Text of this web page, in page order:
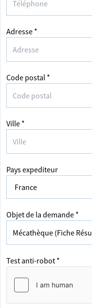
Adresse *
Code postal *
Ville *
Pays expediteur
Objet de la demande *
Test anti-robot *